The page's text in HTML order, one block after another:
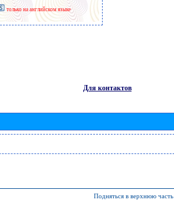
только на английском языке
Для контактов
Подняться в верхнюю часть